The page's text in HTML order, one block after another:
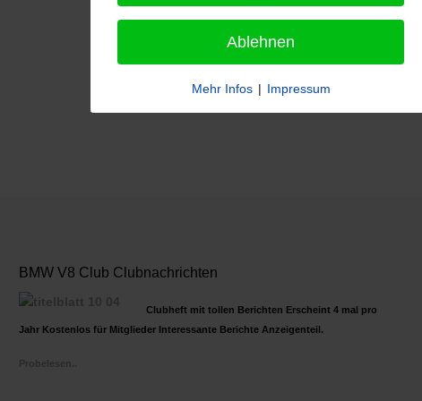
BMW V8 Club Clubnachrichten
Clubheft mit tollen Berichten Erscheint 4 mal pro
Jahr Kostenlos für Mitglieder Interessante Berichte Anzeigenteil.
Ablehnen
Mehr Infos | Impressum